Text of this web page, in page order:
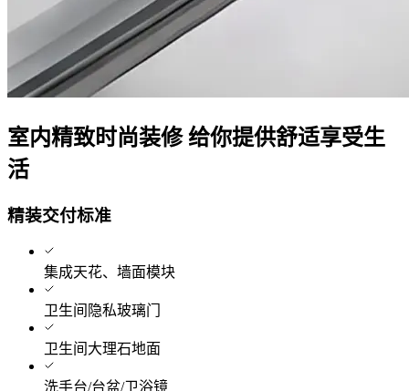
室内精致时尚装修 给你提供舒适享受生
活
精装交付标准
集成天花、墙面模块
卫生间隐私玻璃门
卫生间大理石地面
洗手台/台盆/卫浴镜